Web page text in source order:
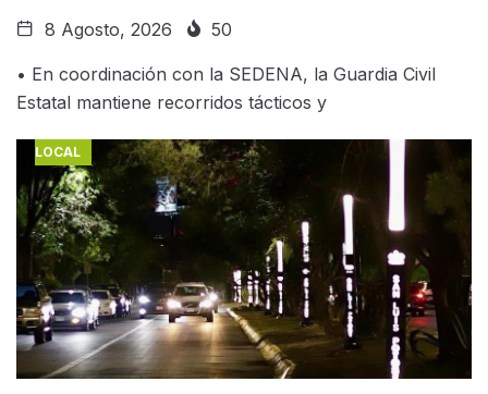
8 Agosto, 2026 50
• En coordinación con la SEDENA, la Guardia Civil
Estatal mantiene recorridos tácticos y
LOCAL